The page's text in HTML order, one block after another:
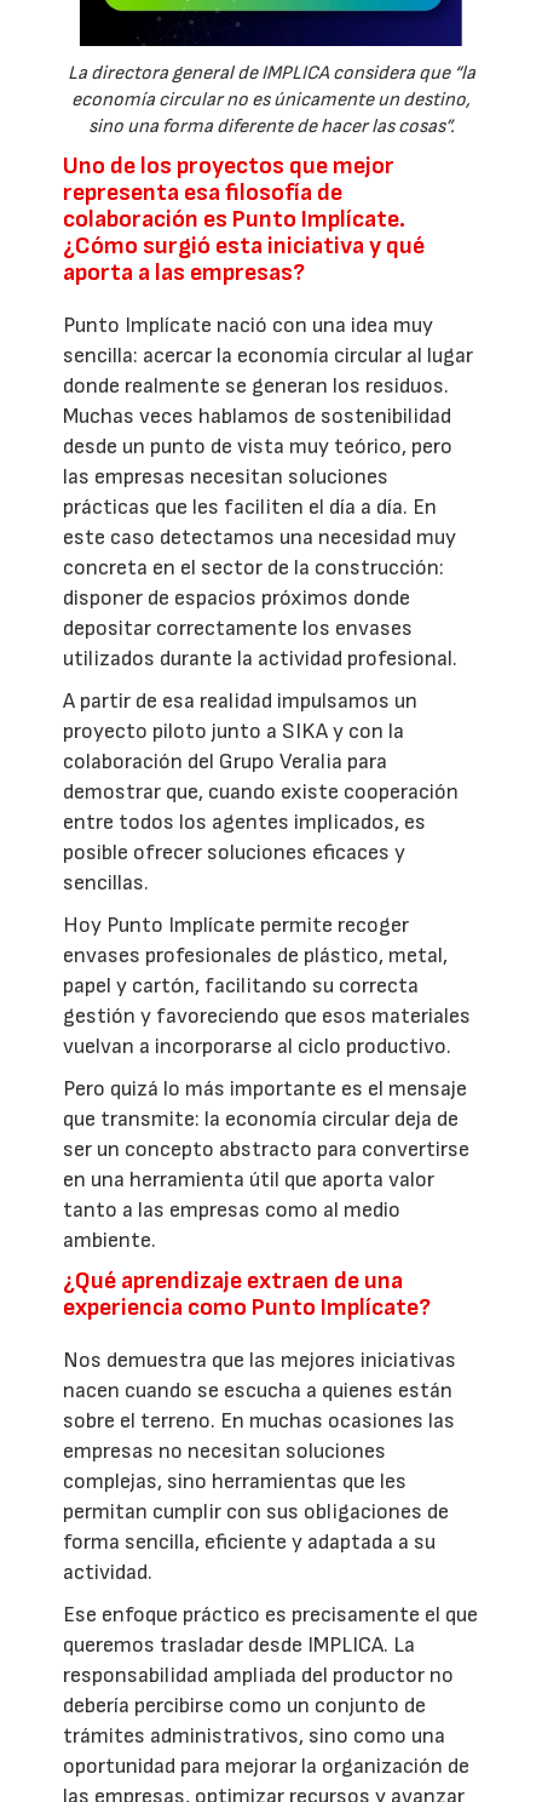
La directora general de IMPLICA considera que “la
economía circular no es únicamente un destino,
sino una forma diferente de hacer las cosas”.
Uno de los proyectos que mejor
representa esa filosofía de
colaboración es Punto Implícate.
¿Cómo surgió esta iniciativa y qué
aporta a las empresas?
Punto Implícate nació con una idea muy
sencilla: acercar la economía circular al lugar
donde realmente se generan los residuos.
Muchas veces hablamos de sostenibilidad
desde un punto de vista muy teórico, pero
las empresas necesitan soluciones
prácticas que les faciliten el día a día. En
este caso detectamos una necesidad muy
concreta en el sector de la construcción:
disponer de espacios próximos donde
depositar correctamente los envases
utilizados durante la actividad profesional.
A partir de esa realidad impulsamos un
proyecto piloto junto a SIKA y con la
colaboración del Grupo Veralia para
demostrar que, cuando existe cooperación
entre todos los agentes implicados, es
posible ofrecer soluciones eficaces y
sencillas.
Hoy Punto Implícate permite recoger
envases profesionales de plástico, metal,
papel y cartón, facilitando su correcta
gestión y favoreciendo que esos materiales
vuelvan a incorporarse al ciclo productivo.
Pero quizá lo más importante es el mensaje
que transmite: la economía circular deja de
ser un concepto abstracto para convertirse
en una herramienta útil que aporta valor
tanto a las empresas como al medio
ambiente.
¿Qué aprendizaje extraen de una
experiencia como Punto Implícate?
Nos demuestra que las mejores iniciativas
nacen cuando se escucha a quienes están
sobre el terreno. En muchas ocasiones las
empresas no necesitan soluciones
complejas, sino herramientas que les
permitan cumplir con sus obligaciones de
forma sencilla, eficiente y adaptada a su
actividad.
Ese enfoque práctico es precisamente el que
queremos trasladar desde IMPLICA. La
responsabilidad ampliada del productor no
debería percibirse como un conjunto de
trámites administrativos, sino como una
oportunidad para mejorar la organización de
las empresas, optimizar recursos y avanzar